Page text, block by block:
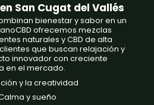
San Cugat del Vallés
bienestar y sabor en un
ofrecemos mezclas
naturales y CBD de alta
que buscan relajación y
innovador con creciente
en el mercado.
y la creatividad
y sueño